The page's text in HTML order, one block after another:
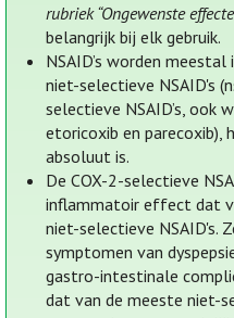
rubriek “Ongewenste
belangrijk bij elk gebruik.
NSAID’s worden
niet-selectieve NSAID's
selectieve NSAID’s, ook
etoricoxib en
absoluut is.
De COX-2-selectieve
inflammatoir effect dat
niet-selectieve NSAID's.
symptomen van
gastro-intestinale
dat van de meeste niet-